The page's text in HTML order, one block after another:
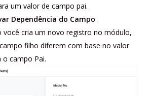
um valor de campo pai.
Dependência do Campo .
você cria um novo registro no módulo,
filho diferem com base no valor
o campo Pai.